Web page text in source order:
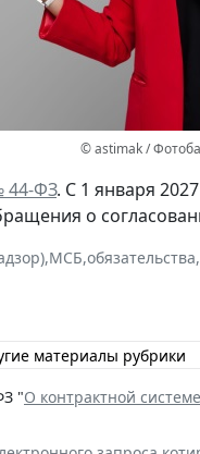
© astimak /
44-ФЗ. С 1 января
о
,МСБ,
материалы рубрики
"О контрактной